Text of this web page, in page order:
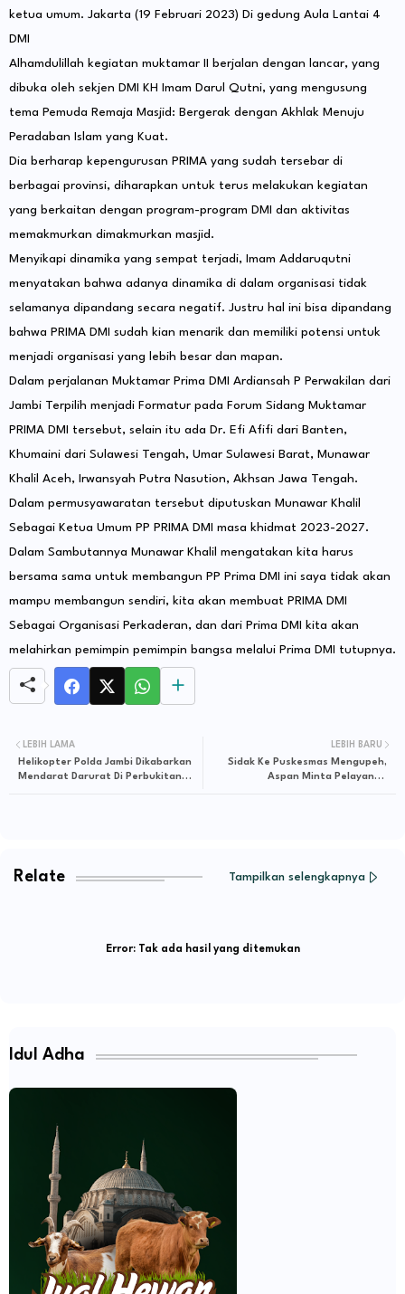
ketua umum. Jakarta (19 Februari 2023) Di gedung Aula Lantai 4
DMI
Alhamdulillah kegiatan muktamar II berjalan dengan lancar, yang
dibuka oleh sekjen DMI KH Imam Darul Qutni, yang mengusung
tema Pemuda Remaja Masjid: Bergerak dengan Akhlak Menuju
Peradaban Islam yang Kuat.
Dia berharap kepengurusan PRIMA yang sudah tersebar di
berbagai provinsi, diharapkan untuk terus melakukan kegiatan
yang berkaitan dengan program-program DMI dan aktivitas
memakmurkan dimakmurkan masjid.
Menyikapi dinamika yang sempat terjadi, Imam Addaruqutni
menyatakan bahwa adanya dinamika di dalam organisasi tidak
selamanya dipandang secara negatif. Justru hal ini bisa dipandang
bahwa PRIMA DMI sudah kian menarik dan memiliki potensi untuk
menjadi organisasi yang lebih besar dan mapan.
Dalam perjalanan Muktamar Prima DMI Ardiansah P Perwakilan dari
Jambi Terpilih menjadi Formatur pada Forum Sidang Muktamar
PRIMA DMI tersebut, selain itu ada Dr. Efi Afifi dari Banten,
Khumaini dari Sulawesi Tengah, Umar Sulawesi Barat, Munawar
Khalil Aceh, Irwansyah Putra Nasution, Akhsan Jawa Tengah.
Dalam permusyawaratan tersebut diputuskan Munawar Khalil
Sebagai Ketua Umum PP PRIMA DMI masa khidmat 2023-2027.
Dalam Sambutannya Munawar Khalil mengatakan kita harus
bersama sama untuk membangun PP Prima DMI ini saya tidak akan
mampu membangun sendiri, kita akan membuat PRIMA DMI
Sebagai Organisasi Perkaderan, dan dari Prima DMI kita akan
melahirkan pemimpin pemimpin bangsa melalui Prima DMI tutupnya.
LEBIH BARU
Sidak Ke Puskesmas Mengupeh,
Aspan Minta Pelayanan
LEBIH LAMA
Helikopter Polda Jambi Dikabarkan
Mendarat Darurat Di Perbukitan
Relate Tampilkan selengkapnya
Error:Tak ada hasil yang ditemukan
Idul Adha